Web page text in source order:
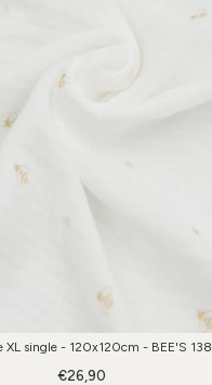
XL single - 120x120cm - BEE'S 138
€26,90